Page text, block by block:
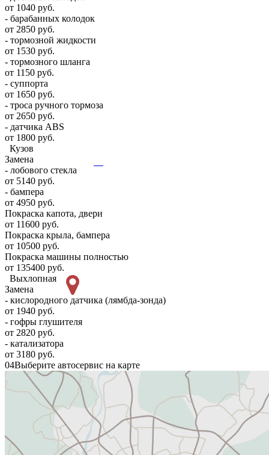
от 1040 руб.
- барабанных колодок
от 2850 руб.
- тормозной жидкости
от 1530 руб.
- тормозного шланга
от 1150 руб.
- суппорта
от 1650 руб.
- троса ручного тормоза
от 2650 руб.
- датчика ABS
от 1800 руб.
Кузов
Замена
- лобового стекла
от 5140 руб.
- бампера
от 4950 руб.
Покраска капота, двери
от 11600 руб.
Покраска крыла, бампера
от 10500 руб.
Покраска машины полностью
от 135400 руб.
Выхлопная
Замена
- кислородного датчика (лямбда-зонда)
от 1940 руб.
- гофры глушителя
от 2820 руб.
- катализатора
от 3180 руб.
04Выберите автосервис на карте